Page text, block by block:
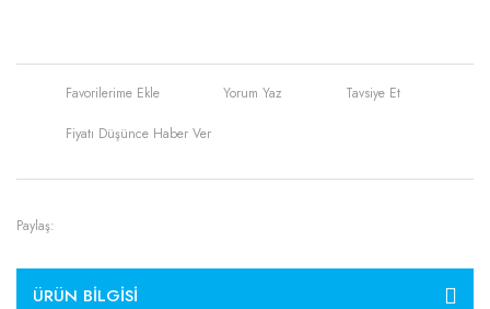
Yorum Yaz Tavsiye Et
Fiyatı Düşünce Haber Ver
Paylaş:
ÜRÜN BILGISI